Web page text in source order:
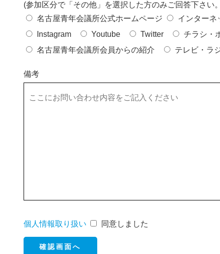
(参加区分で「その他」を選択した方のみご回答下さい
名古屋青年会議所公式ホームページ
インターネ
Instagram
Youtube Twitter
チラシ・
名古屋青年会議所会員からの紹介
テレビ・ラ
備考
個人情報取り扱い 同意しました